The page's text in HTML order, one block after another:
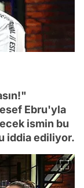
Ebru'yla
ismin bu
iddia ediliyor.